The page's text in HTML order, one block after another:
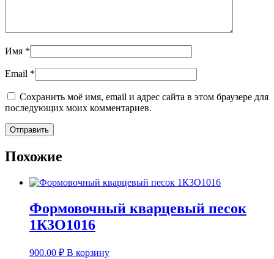
Имя *
Email *
Сохранить моё имя, email и адрес сайта в этом браузере для
последующих моих комментариев.
Похожие
Формовочный кварцевый песок
1К3О1016
900.00 ₽ В корзину